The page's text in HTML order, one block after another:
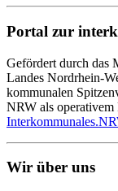
Portal zur
Gefördert durch das
Landes Nordrhein-
kommunalen
NRW als operativem
Wir über uns